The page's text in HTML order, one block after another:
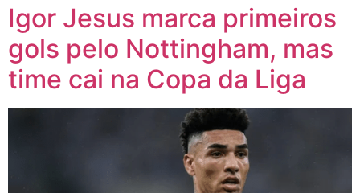
Igor Jesus marca primeiros
gols pelo Nottingham, mas
time cai na Copa da Liga